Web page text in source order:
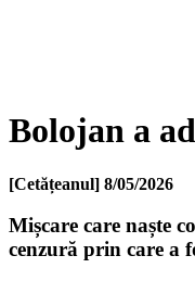
Bolojan a
[Cetățeanul] 8/05/2026
Mișcare care naște
cenzură prin care a